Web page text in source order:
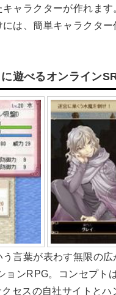
ャラクターが作れま
は、簡単キャラクタ
遊べるオンライン
言葉が表わす無限の
ョンRPG。コンセプト
セスの自社サイトとハ